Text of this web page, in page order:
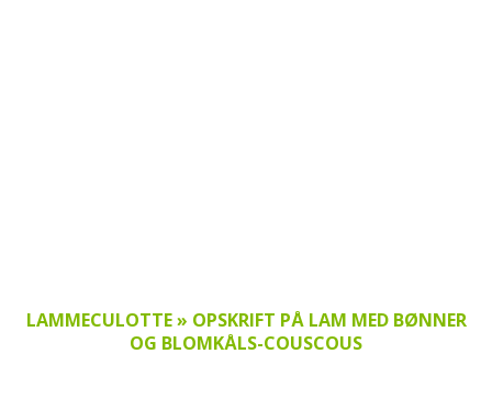
LAMMECULOTTE » OPSKRIFT PÅ LAM MED BØNNER
OG BLOMKÅLS-COUSCOUS